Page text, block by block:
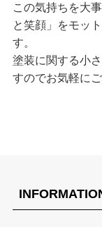
この気持ちを大
と笑顔」をモッ
す。
塗装に関する小
すのでお気軽に